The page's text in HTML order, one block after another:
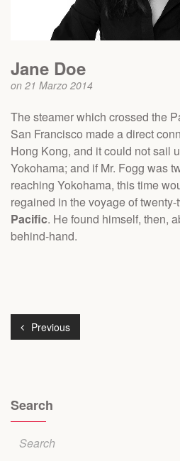
Jane Doe
on 21 Marzo 2014
The steamer which crossed the
San Francisco made a direct
Hong Kong, and it could not sail
Yokohama; and if Mr. Fogg was
reaching Yokohama, this time
regained in the voyage of
Pacific. He found himself, then,
behind-hand.
Previous
Search